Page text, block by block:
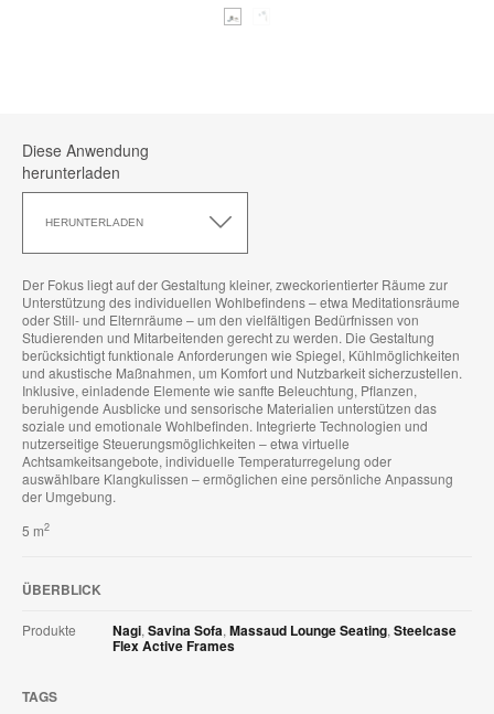
Diese Anwendung
herunterladen
HERUNTERLADEN
Anwendung
Der Fokus liegt auf der Gestaltung kleiner, zweckorientierter Räume zur
Unterstützung des individuellen Wohlbefindens – etwa Meditationsräume
oder Still- und Elternräume – um den vielfältigen Bedürfnissen von
Studierenden und Mitarbeitenden gerecht zu werden. Die Gestaltung
berücksichtigt funktionale Anforderungen wie Spiegel, Kühlmöglichkeiten
und akustische Maßnahmen, um Komfort und Nutzbarkeit sicherzustellen.
Inklusive, einladende Elemente wie sanfte Beleuchtung, Pflanzen,
beruhigende Ausblicke und sensorische Materialien unterstützen das
soziale und emotionale Wohlbefinden. Integrierte Technologien und
nutzerseitige Steuerungsmöglichkeiten – etwa virtuelle
Achtsamkeitsangebote, individuelle Temperaturregelung oder
auswählbare Klangkulissen – ermöglichen eine persönliche Anpassung
der Umgebung.
5 m2
ÜBERBLICK
Produkte Nagi, Savina Sofa, Massaud Lounge Seating, Steelcase
Flex Active Frames
TAGS